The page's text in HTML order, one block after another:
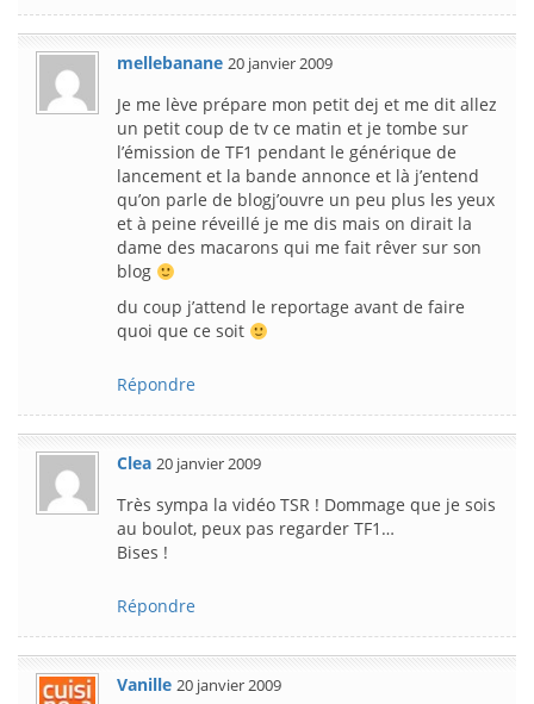
mellebanane 20 janvier 2009
Je me lève prépare mon petit dej et me dit allez
un petit coup de tv ce matin et je tombe sur
l’émission de TF1 pendant le générique de
lancement et la bande annonce et là j’entend
qu’on parle de blogj’ouvre un peu plus les yeux
et à peine réveillé je me dis mais on dirait la
dame des macarons qui me fait rêver sur son
blog
du coup j’attend le reportage avant de faire
quoi que ce soit
Répondre
Clea 20 janvier 2009
Très sympa la vidéo TSR ! Dommage que je sois
au boulot, peux pas regarder TF1…
Bises !
Répondre
Vanille 20 janvier 2009